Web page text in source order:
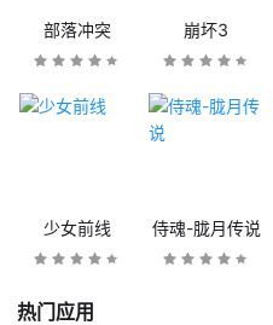
部落冲突 崩坏3
少女前线 侍魂-胧月传说
热门应用